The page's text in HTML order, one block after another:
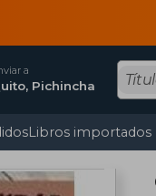
a
Pichincha
Libros importados